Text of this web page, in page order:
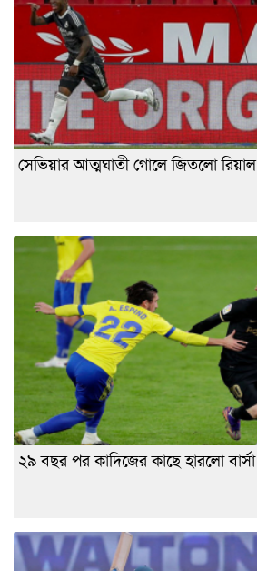
সেভিয়ার আত্মঘাতী গোলে জিতলো রিয়াল
২৯ বছর পর কাদিজের কাছে হারলো বার্সা